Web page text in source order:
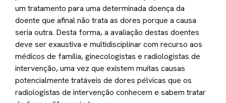
um tratamento para uma determinada doença da
doente que afinal não trata as dores porque a causa
seria outra. Desta forma, a avaliação destas doentes
deve ser exaustiva e multidisciplinar com recurso aos
médicos de família, ginecologistas e radiologistas de
intervenção, uma vez que existem muitas causas
potencialmente tratáveis de dores pélvicas que os
radiologistas de intervenção conhecem e sabem tratar